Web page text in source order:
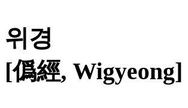
위경
[僞經, Wigyeong]